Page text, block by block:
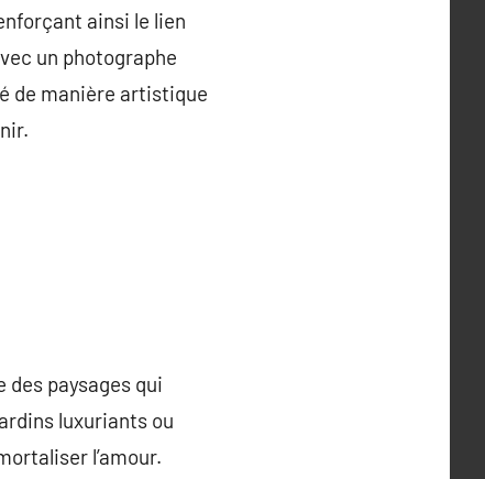
ainsi le lien
un photographe
de manière artistique
des paysages qui
luxuriants ou
l’amour.